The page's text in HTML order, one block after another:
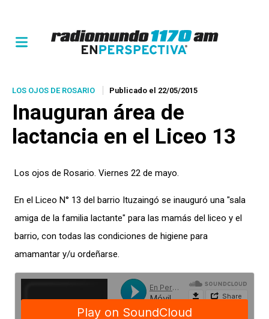
LOS OJOS DE ROSARIO Publicado el 22/05/2015
Inauguran área de
lactancia en el Liceo 13
Los ojos de Rosario. Viernes 22 de mayo.
En el Liceo N° 13 del barrio Ituzaingó se inauguró una "sala
amiga de la familia lactante" para las mamás del liceo y el
barrio, con todas las condiciones de higiene para
amamantar y/u ordeñarse.